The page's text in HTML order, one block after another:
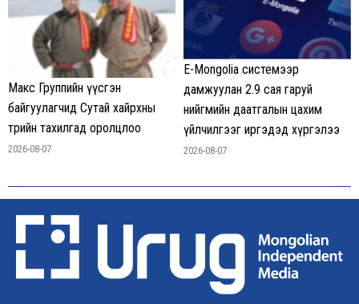
Макс Группийн үүсгэн
байгуулагчид Сутай хайрхны
төрийн тахилгад оролцлоо
2026-08-07
E-Mongolia системээр
дамжуулан 2.9 сая гаруй
нийгмийн даатгалын цахим
үйлчилгээг иргэдэд хүргэлээ
2026-08-07